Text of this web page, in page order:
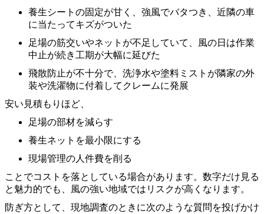
養生シートの固定が甘く、強風でバタつき、近隣の車
に当たってキズがついた
足場の筋交いやネットが不足していて、風の日は作業
中止が続き工期が大幅に延びた
飛散防止が不十分で、洗浄水や塗料ミストが隣家の外
装や洗濯物に付着してクレームに発展
安い見積もりほど、
足場の部材を減らす
養生ネットを最小限にする
現場管理の人件費を削る
ことでコストを落としている場合があります。数字だけ見る
と魅力的でも、風の強い地域ではリスクが高くなります。
防ぎ方として、現地調査のときに次のような質問を投げかけ